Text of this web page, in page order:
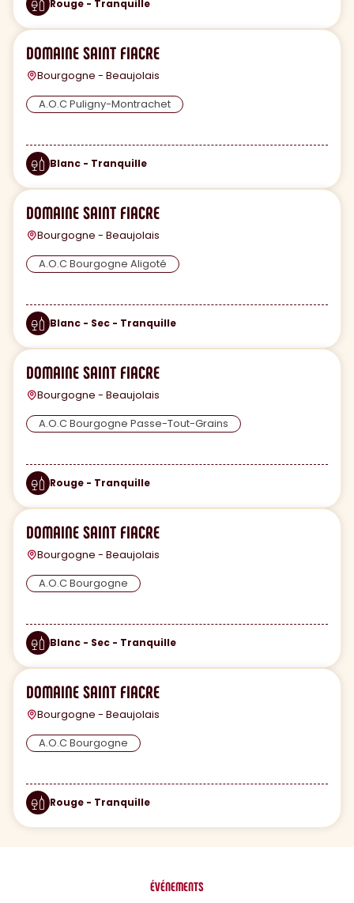
Rouge - Tranquille
DOMAINE SAINT FIACRE
Bourgogne - Beaujolais
A.O.C Puligny-Montrachet
Blanc - Tranquille
DOMAINE SAINT FIACRE
Bourgogne - Beaujolais
A.O.C Bourgogne Aligoté
Blanc - Sec - Tranquille
DOMAINE SAINT FIACRE
Bourgogne - Beaujolais
A.O.C Bourgogne Passe-Tout-Grains
Rouge - Tranquille
DOMAINE SAINT FIACRE
Bourgogne - Beaujolais
A.O.C Bourgogne
Blanc - Sec - Tranquille
DOMAINE SAINT FIACRE
Bourgogne - Beaujolais
A.O.C Bourgogne
Rouge - Tranquille
ÉVÉNEMENTS